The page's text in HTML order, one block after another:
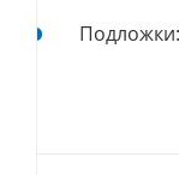
Подложки: